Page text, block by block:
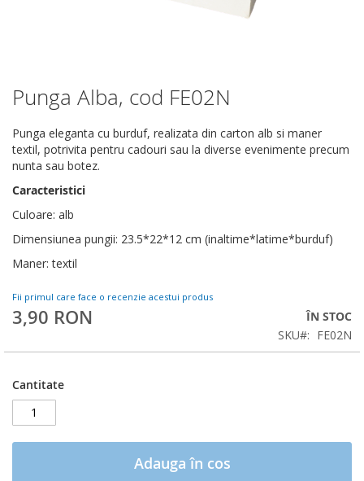
Punga Alba, cod FE02N
Punga eleganta cu burduf, realizata din carton alb si maner
textil, potrivita pentru cadouri sau la diverse evenimente precum
nunta sau botez.
Caracteristici
Culoare: alb
Dimensiunea pungii: 23.5*22*12 cm (inaltime*latime*burduf)
Maner: textil
Fii primul care face o recenzie acestui produs
3,90 RON
ÎN STOC
SKU
FE02N
Cantitate
Adauga în cos
Skip
to
beginning
of
the
images
gallery